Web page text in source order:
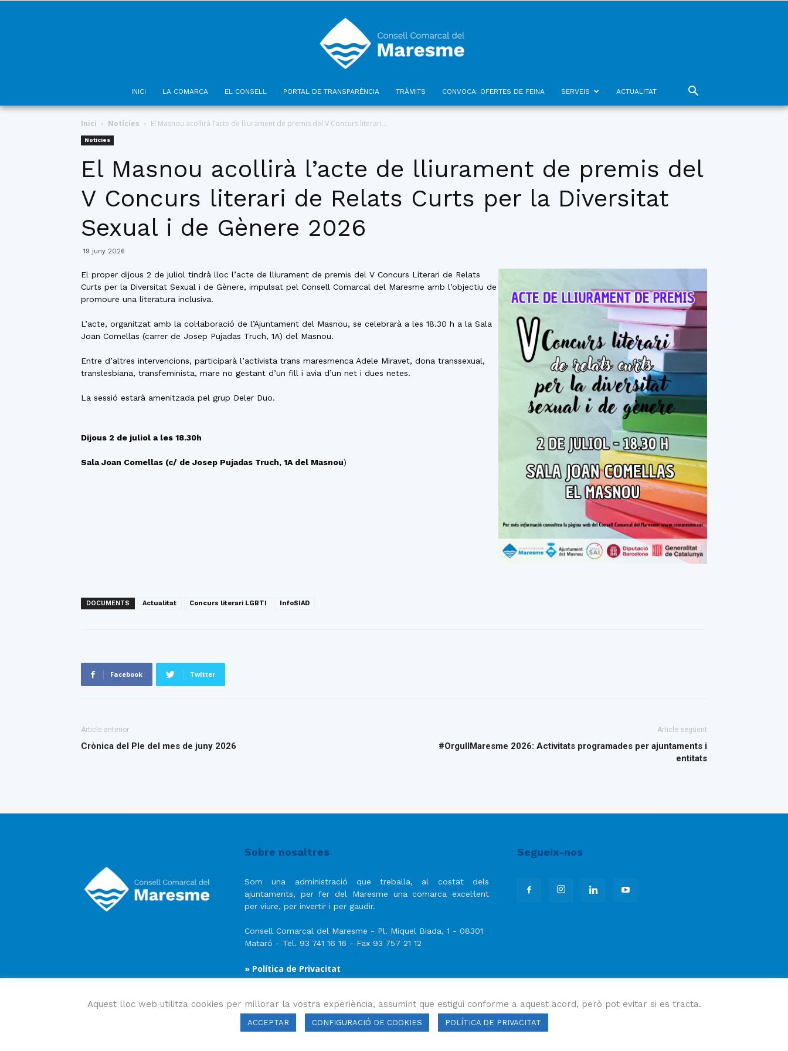
Comarcal
INICI LA COMARCA EL CONSELL PORTAL DE TRANSPARÈNCIA TRÀMITS CONVOCA: OFERTES DE FEINA SERVEIS ACTUALITAT
Inici Notícies El Masnou acollirà l’acte de lliurament de premis del V Concurs literari...
Notícies
El Masnou acollirà l’acte de lliurament de premis del
V Concurs literari de Relats Curts per la Diversitat
Sexual i de Gènere 2026
19 juny 2026
El proper dijous 2 de juliol tindrà lloc l’acte de lliurament de premis del V Concurs Literari de Relats
Curts per la Diversitat Sexual i de Gènere, impulsat pel Consell Comarcal del Maresme amb l’objectiu de
promoure una literatura inclusiva.
L’acte, organitzat amb la col·laboració de l’Ajuntament del Masnou, se celebrarà a les 18.30 h a la Sala
Joan Comellas (carrer de Josep Pujadas Truch, 1A) del Masnou.
Entre d’altres intervencions, participarà l’activista trans maresmenca Adele Miravet, dona transsexual,
translesbiana, transfeminista, mare no gestant d’un fill i avia d’un net i dues netes.
La sessió estarà amenitzada pel grup Deler Duo.
Dijous 2 de juliol a les 18.30h
Sala Joan Comellas (c/ de Josep Pujadas Truch, 1A del Masnou)
DOCUMENTS Actualitat Concurs literari LGBTI InfoSIAD
Facebook Twitter
Article anterior
Crònica del Ple del mes de juny 2026
Article següent
#OrgullMaresme 2026: Activitats programades per ajuntaments i
entitats
Sobre nosaltres
Som una administració que treballa, al costat dels
ajuntaments, per fer del Maresme una comarca excel·lent
per viure, per invertir i per gaudir.
Consell Comarcal del Maresme - Pl. Miquel Biada, 1 - 08301
Mataró - Tel. 93 741 16 16 - Fax 93 757 21 12
» Política de Privacitat
Segueix-nos
Aquest lloc web utilitza cookies per millorar la vostra experiència, assumint que estigui conforme a aquest acord, però pot evitar si es tracta.
ACCEPTAR CONFIGURACIÓ DE COOKIES POLÍTICA DE PRIVACITAT